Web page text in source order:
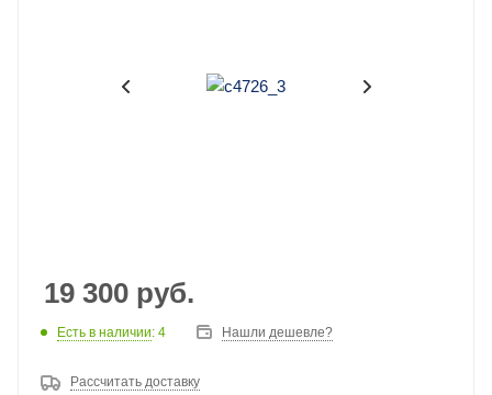
19 300 руб.
Есть в наличии: 4 Нашли дешевле?
Рассчитать доставку